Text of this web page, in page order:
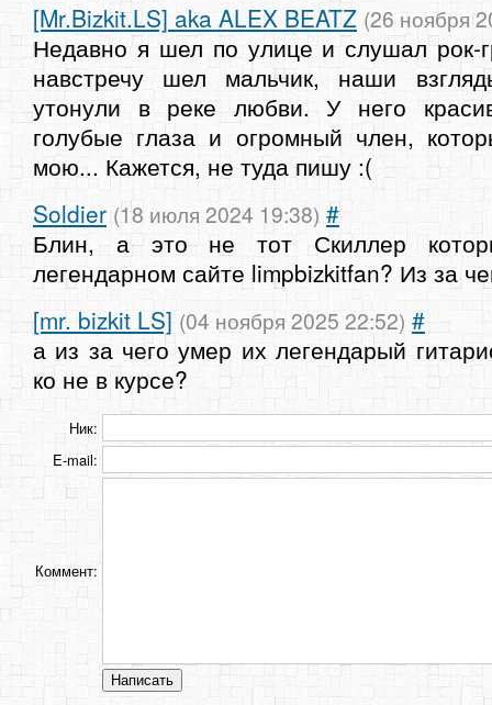
[Mr.Bizkit.LS] aka ALEX BEATZ (26 ноября
Недавно я шел по улице и слушал рок-
навстречу шел мальчик, наши
утонули в реке любви. У него
голубые глаза и огромный член,
мою... Кажется, не туда пишу :(
Soldier (18 июля 2024 19:38) #
Блин, а это не тот Скиллер
легендарном сайте limpbizkitfan? Из за
[mr. bizkit LS] (04 ноября 2025 22:52) #
а из за чего умер их легендарый
ко не в курсе?
Ник:
E-mail:
Коммент: